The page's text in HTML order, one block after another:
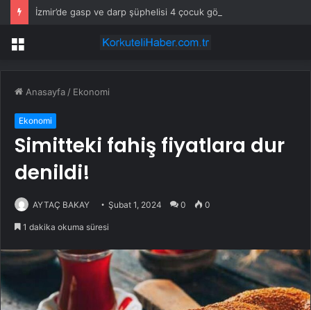
İzmir’de gasp ve darp şüphelisi 4 çocuk gözaltına alındı
Menü
Anasayfa / Ekonomi
Ekonomi
Simitteki fahiş fiyatlara dur
denildi!
AYTAÇ BAKAY Şubat 1, 2024 0 0
1 dakika okuma süresi